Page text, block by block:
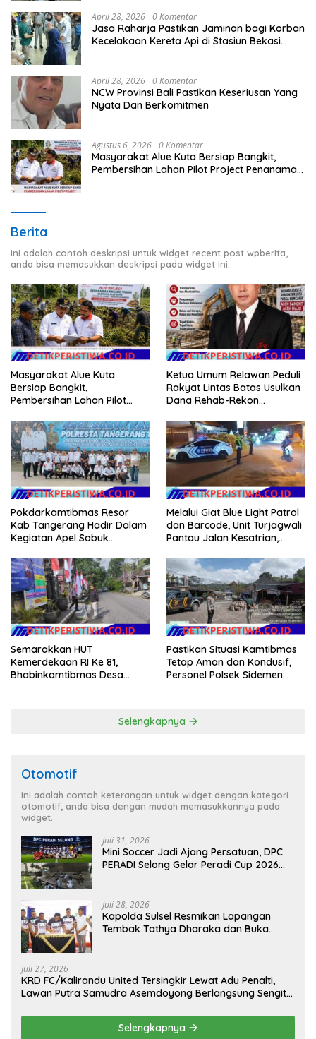
April 28, 2026 0 Komentar
Jasa Raharja Pastikan Jaminan bagi Korban
Kecelakaan Kereta Api di Stasiun Bekasi
April 28, 2026 0 Komentar
NCW Provinsi Bali Pastikan Keseriusan Yang
Nyata Dan Berkomitmen
Agustus 6, 2026 0 Komentar
Masyarakat Alue Kuta Bersiap Bangkit,
Pembersihan Lahan Pilot Project Penanaman
Berita
Ini adalah contoh deskripsi untuk widget recent post wpberita,
anda bisa memasukkan deskripsi pada widget ini.
Masyarakat Alue Kuta
Bersiap Bangkit,
Pembersihan Lahan Pilot
Tanah Dimulai Sabtu
Ketua Umum Relawan Peduli
Rakyat Lintas Batas Usulkan
Dana Rehab-Rekon
Dikelola Langsung
Pemerintah Pusat
Pokdarkamtibmas Resor
Kab Tangerang Hadir Dalam
Kegiatan Apel Sabuk
Tangerang Tahun 2026
Melalui Giat Blue Light Patrol
dan Barcode, Unit Turjagwali
Pantau Jalan Kesatrian,
Semarakkan HUT
Kemerdekaan RI Ke 81,
Bhabinkamtibmas Desa
Pastikan Situasi Kamtibmas
Tetap Aman dan Kondusif,
Personel Polsek Sidemen
Selengkapnya
Otomotif
Ini adalah contoh keterangan untuk widget dengan kategori
otomotif, anda bisa dengan mudah memasukkannya pada
widget.
Juli 31, 2026
Mini Soccer Jadi Ajang Persatuan, DPC
PERADI Selong Gelar Peradi Cup 2026
Juli 28, 2026
Kapolda Sulsel Resmikan Lapangan
Tembak Tathya Dharaka dan Buka
Juli 27, 2026
KRD FC/Kalirandu United Tersingkir Lewat Adu Penalti,
Lawan Putra Samudra Asemdoyong Berlangsung Sengit
Selengkapnya